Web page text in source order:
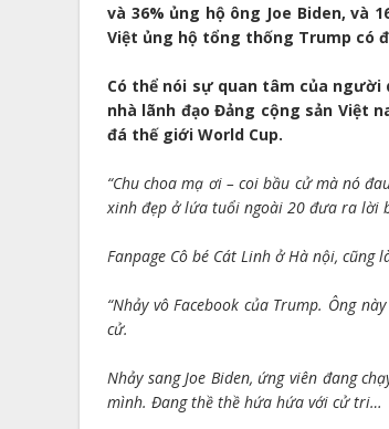
và 36% ủng hộ ông Joe Biden, và
Việt ủng hộ tổng thống Trump có
Có thể nói sự quan tâm của người
nhà lãnh đạo Đảng cộng sản Việt
đá thế giới World Cup.
“Chu choa mạ ơi – coi bầu cử mà nó
xinh đẹp ở lứa tuổi ngoài 20 đưa ra lời
Fanpage Cô bé Cát Linh ở Hà nội,
“Nhảy vô Facebook của Trump. Ông
cử.
Nhảy sang Joe Biden, ứng viên đang
mình. Đang thề thề hứa hứa với cử tri…